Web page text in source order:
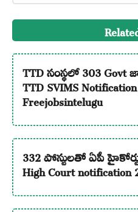
TTD సంస్థలో 303 Govt
TTD SVIMS
Freejobsintelugu
332 పోస్టులతో ఏపీ
High Court notification